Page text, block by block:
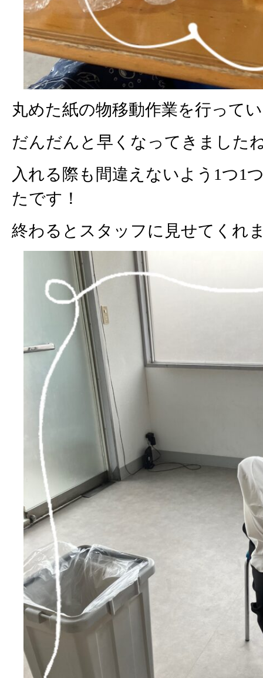
丸めた紙の物移動作業を行って
だんだんと早くなってきました
入れる際も間違えないよう1つ1
たです！
終わるとスタッフに見せてくれ